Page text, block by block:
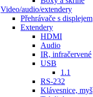
Video/audio/extendery
Přehrávače s displejem
Extendery
HDMI
Audio
IR, infračervené
USB
1.1
RS-232
Klávesnice, myš